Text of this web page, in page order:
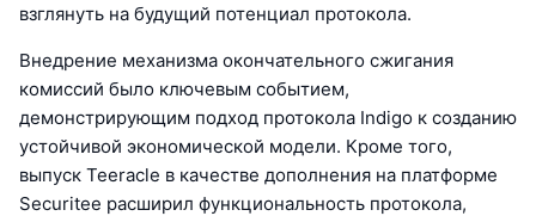
взглянуть на будущий потенциал протокола.
Внедрение механизма окончательного сжигания
комиссий было ключевым событием,
демонстрирующим подход протокола Indigo к созданию
устойчивой экономической модели. Кроме того,
выпуск Teeracle в качестве дополнения на платформе
Securitee расширил функциональность протокола,